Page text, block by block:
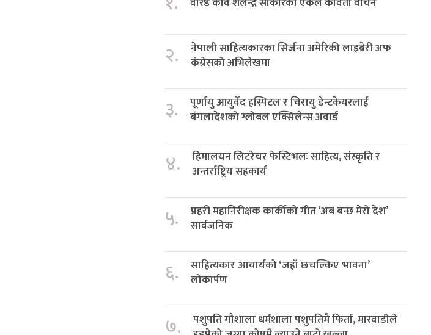
२.
नेपाली साहित्यकारका सिर्जना अमेरिकी लाइब्रेरी अफ
कंग्रेसको अभिलेखमा
३.
पूर्णायु आयुर्वेद हस्पिटल र चिरायु डेन्टकेयरलाई
बंगलादेशको ग्लोबल एक्सिलेन्स अवार्ड
४.
हिमालयन लिटरेचर फेस्टिभलः साहित्य, संस्कृति र
अन्तर्राष्ट्रिय सहकार्य
५.
प्रहरी महानिरीक्षक कार्कीको गीत ‘अब बन्छ मेरो देश’
सार्वजनिक
६.
साहित्यकार आचार्यको ‘जहाँ छचल्किए भावना’
लोकार्पण
७.
पशुपति गौशाला धर्मशाला पशुपतिमै फिर्ता, मारवाडीले